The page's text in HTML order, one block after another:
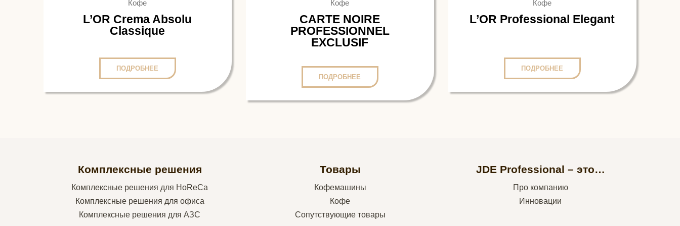
Кофе
L’OR Crema Absolu
Classique
ПОДРОБНЕЕ
Кофе
CARTE NOIRE
PROFESSIONNEL
EXCLUSIF
ПОДРОБНЕЕ
Кофе
L’OR Professional Elegant
ПОДРОБНЕЕ
Комплексные решения
Комплексные решения для HoReCa
Комплексные решения для офиса
Комплексные решения для АЗС
Товары
Кофемашины
Кофе
Сопутствующие товары
JDE Professional – это…
Про компанию
Инновации